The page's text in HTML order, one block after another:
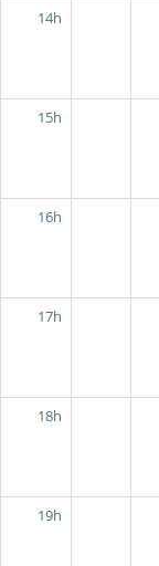
14h
15h
16h
17h
18h
19h